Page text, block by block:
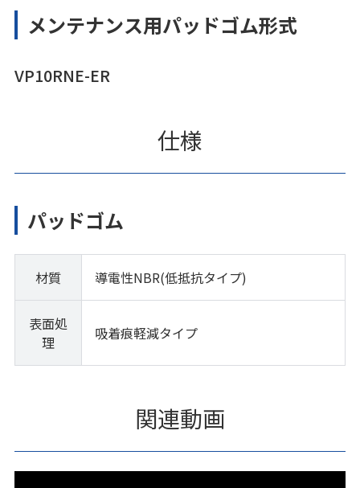
メンテナンス用パッドゴム形式
VP10RNE-ER
仕様
パッドゴム
材質 導電性NBR(低抵抗タイプ)
表面処
理
吸着痕軽減タイプ
関連動画